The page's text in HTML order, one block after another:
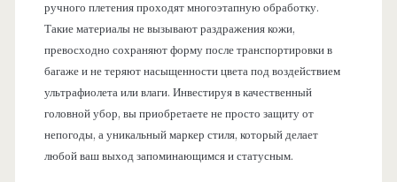
ручного плетения проходят многоэтапную обработку.
Такие материалы не вызывают раздражения кожи,
превосходно сохраняют форму после транспортировки в
багаже и не теряют насыщенности цвета под воздействием
ультрафиолета или влаги. Инвестируя в качественный
головной убор, вы приобретаете не просто защиту от
непогоды, а уникальный маркер стиля, который делает
любой ваш выход запоминающимся и статусным.